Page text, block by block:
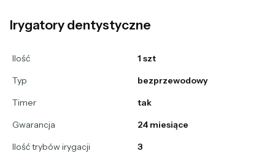
Irygatory dentystyczne
Ilość
1 szt
Typ
bezprzewodowy
Timer
tak
Gwarancja
24 miesiące
Ilość trybów irygacji
3